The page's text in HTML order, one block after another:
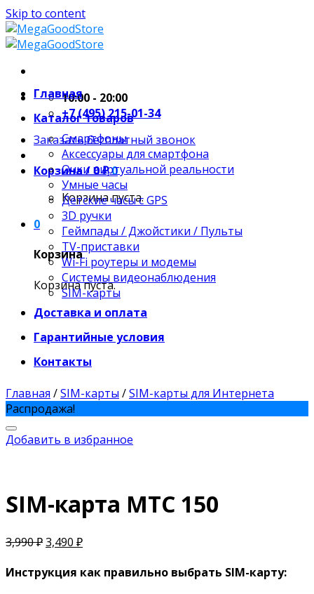
Skip to content
10:00 - 20:00
+7 (495) 215-01-34
Заказать бесплатный звонок
Корзина /0₽0
Корзина пуста.
0
Корзина
Корзина пуста.
Главная
Каталог товаров
Смартфоны
Аксессуары для смартфона
Очки виртуальной реальности
Умные часы
Детские часы с GPS
3D ручки
Геймпады / Джойстики / Пульты
TV-приставки
Wi-Fi роутеры и модемы
Системы видеонаблюдения
SIM-карты
Доставка и оплата
Гарантийные условия
Контакты
Главная /SIM-карты /SIM-карты для Интернета
Распродажа!
Добавить в избранное
SIM-карта МТС 150
3,990₽3,490 ₽
Инструкция как правильно выбрать SIM-карту: